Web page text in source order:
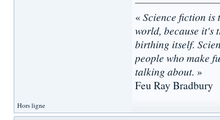
« Science fiction is
world, because it's
birthing itself.
people who make
talking about. »
Feu Ray Bradbury
Hors ligne